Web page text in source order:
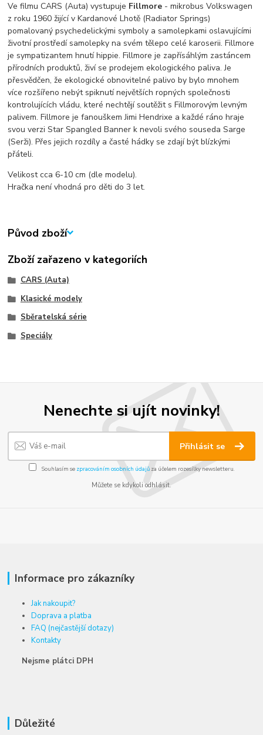
Ve filmu CARS (Auta) vystupuje Fillmore - mikrobus Volkswagen
z roku 1960 žijící v Kardanové Lhotě (Radiator Springs)
pomalovaný psychedelickými symboly a samolepkami oslavujícími
životní prostředí samolepky na svém tělepo celé karoserii. Fillmore
je sympatizantem hnutí hippie. Fillmore je zapřísáhlým zastáncem
přírodních produktů, živí se prodejem ekologického paliva. Je
přesvědčen, že ekologické obnovitelné palivo by bylo mnohem
více rozšířeno nebýt spiknutí největších ropných společnosti
kontrolujících vládu, které nechtějí soutěžit s Fillmorovým levným
palivem. Fillmore je fanouškem Jimi Hendrixe a každé ráno hraje
svou verzi Star Spangled Banner k nevoli svého souseda Sarge
(Serži). Přes jejich rozdíly a časté hádky se zdají být blízkými
přáteli.
Velikost cca 6-10 cm (dle modelu).
Hračka není vhodná pro děti do 3 let.
Původ zboží
Zboží zařazeno v kategoriích
CARS (Auta)
Klasické modely
Sběratelská série
Speciály
Nenechte si ujít novinky!
Přihlásit se
Souhlasím se zpracováním osobních údajůza účelem rozesílky newsletteru.
Můžete se kdykoli odhlásit.
Informace pro zákazníky
Jak nakoupit?
Doprava a platba
FAQ (nejčastější dotazy)
Kontakty
Nejsme plátci DPH
Důležité